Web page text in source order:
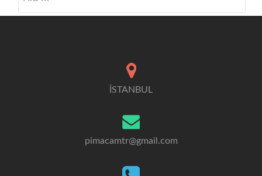
İSTANBUL
pimacamtr@gmail.com